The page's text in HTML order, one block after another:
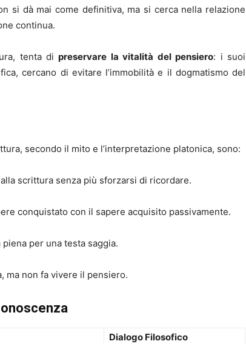
si dà mai come definitiva, ma si cerca nella relazione
continua.
tenta dipreservare la vitalità del pensiero: i suoi
cercano di evitare l’immobilità e il dogmatismo del
secondo il mito e l’interpretazione platonica, sono:
scrittura senza più sforzarsi di ricordare.
conquistato con il sapere acquisito passivamente.
per una testa saggia.
ma non fa vivere il pensiero.
Dialogo Filosofico